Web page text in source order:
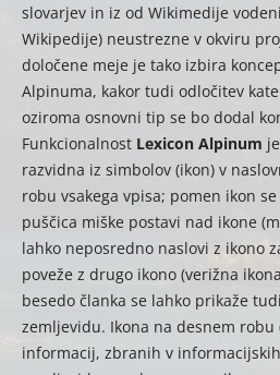
slovarjev in iz od Wikimedije
Wikipedije) neustrezne v okviru
določene meje je tako izbira
Alpinuma, kakor tudi odločitev
oziroma osnovni tip se bo dodal
Funkcionalnost Lexicon Alpinum
razvidna iz simbolov (ikon) v
robu vsakega vpisa; pomen ikon
puščica miške postavi nad ikone
lahko neposredno naslovi z ikono
poveže z drugo ikono (verižna
besedo članka se lahko prikaže
zemljevidu. Ikona na desnem
informacij, zbranih v